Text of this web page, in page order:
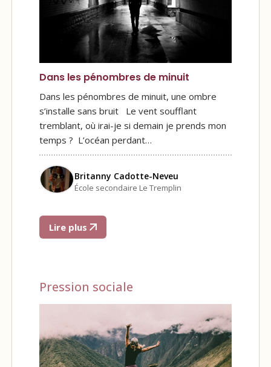
Dans les pénombres de minuit
Dans les pénombres de minuit, une ombre
s’installe sans bruit Le vent soufflant
tremblant, où irai-je si demain je prends mon
temps ? L’océan perdant…
Britanny Cadotte-Neveu
École secondaire Le Tremplin
Lire plus
Pression sociale